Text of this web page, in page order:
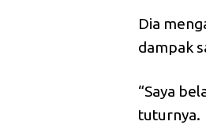
Dia
dampak
“Saya
tuturnya.